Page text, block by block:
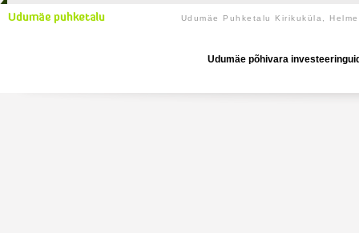
Udumäe Puhketalu Kirikuküla,
Udumäe põhivara